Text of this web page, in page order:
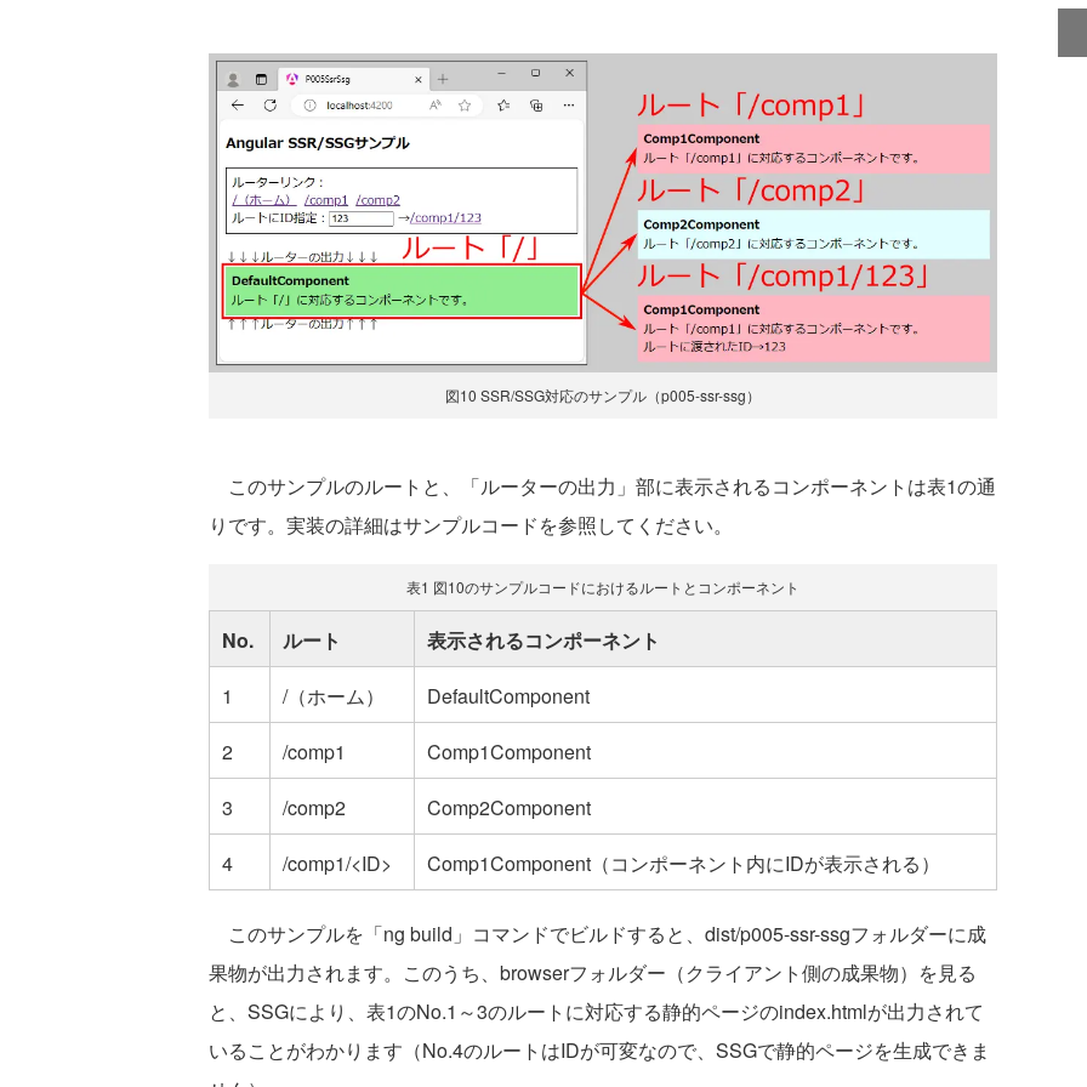
図10 SSR/SSG対応のサンプル（p005-ssr-ssg）
このサンプルのルートと、「ルーターの出力」部に表示されるコンポーネントは表1の通
りです。実装の詳細はサンプルコードを参照してください。
表1 図10のサンプルコードにおけるルートとコンポーネント
No. ルート
表示されるコンポーネント
1
/（ホーム）
DefaultComponent
2
/comp1
Comp1Component
3
/comp2
Comp2Component
4
/comp1/<ID> Comp1Component（コンポーネント内にIDが表示される）
このサンプルを「ng build」コマンドでビルドすると、dist/p005-ssr-ssgフォルダーに成
果物が出力されます。このうち、browserフォルダー（クライアント側の成果物）を見る
と、SSGにより、表1のNo.1～3のルートに対応する静的ページのindex.htmlが出力されて
いることがわかります（No.4のルートはIDが可変なので、SSGで静的ページを生成できま